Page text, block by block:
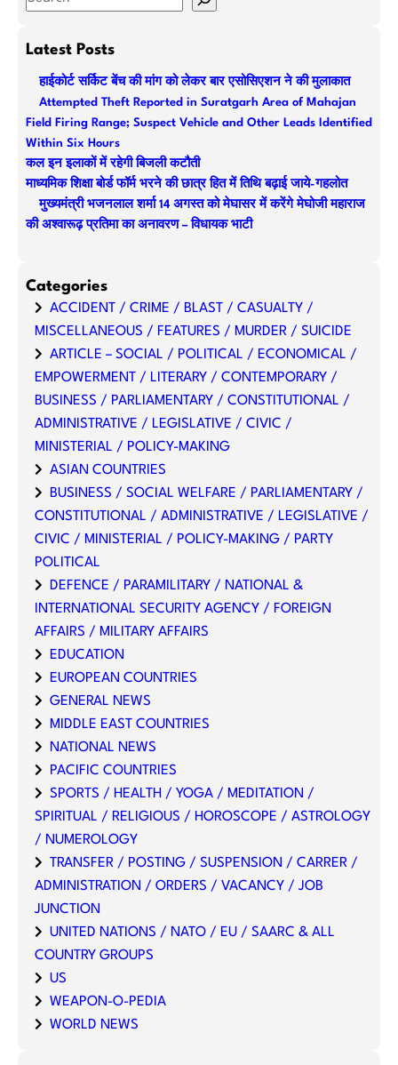
aLatest Posts
हाईकोर्ट सर्किट बेंच की मांग को लेकर बार एसोसिएशन ने की मुलाकात
Attempted Theft Reported in Suratgarh Area of Mahajan
Field Firing Range; Suspect Vehicle and Other Leads Identified
Within Six Hours
कल इन इलाकों में रहेगी बिजली कटौती
माध्यमिक शिक्षा बोर्ड फॉर्म भरने की छात्र हित में तिथि बढ़ाई जाये-गहलोत
मुख्यमंत्री भजनलाल शर्मा 14 अगस्त को मेघासर में करेंगे मेघोजी महाराज
की अश्वारूढ़ प्रतिमा का अनावरण – विधायक भाटी
Categories
ACCIDENT / CRIME / BLAST / CASUALTY /
MISCELLANEOUS / FEATURES / MURDER / SUICIDE
ARTICLE – SOCIAL / POLITICAL / ECONOMICAL /
EMPOWERMENT / LITERARY / CONTEMPORARY /
BUSINESS / PARLIAMENTARY / CONSTITUTIONAL /
ADMINISTRATIVE / LEGISLATIVE / CIVIC /
MINISTERIAL / POLICY-MAKING
ASIAN COUNTRIES
BUSINESS / SOCIAL WELFARE / PARLIAMENTARY /
CONSTITUTIONAL / ADMINISTRATIVE / LEGISLATIVE /
CIVIC / MINISTERIAL / POLICY-MAKING / PARTY
POLITICAL
DEFENCE / PARAMILITARY / NATIONAL &
INTERNATIONAL SECURITY AGENCY / FOREIGN
AFFAIRS / MILITARY AFFAIRS
EDUCATION
EUROPEAN COUNTRIES
GENERAL NEWS
MIDDLE EAST COUNTRIES
NATIONAL NEWS
PACIFIC COUNTRIES
SPORTS / HEALTH / YOGA / MEDITATION /
SPIRITUAL / RELIGIOUS / HOROSCOPE / ASTROLOGY
/ NUMEROLOGY
TRANSFER / POSTING / SUSPENSION / CARRER /
ADMINISTRATION / ORDERS / VACANCY / JOB
JUNCTION
UNITED NATIONS / NATO / EU / SAARC & ALL
COUNTRY GROUPS
US
WEAPON-O-PEDIA
WORLD NEWS